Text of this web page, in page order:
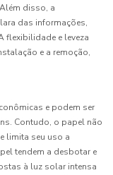
disso, a
das informações,
e leveza
e a remoção,
e podem ser
Contudo, o papel não
limita seu uso a
tendem a desbotar e
à luz solar intensa